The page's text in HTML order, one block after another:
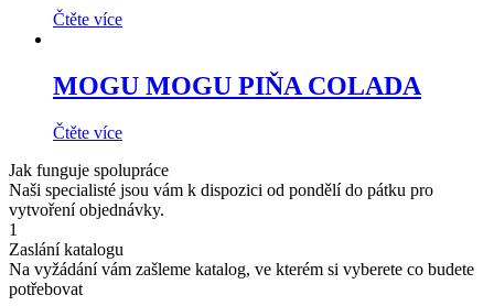
Čtěte více
MOGU MOGU PIŇA COLADA
Čtěte více
Jak funguje spolupráce
Naši specialisté jsou vám k dispozici od pondělí do pátku pro
vytvoření objednávky.
1
Zaslání katalogu
Na vyžádání vám zašleme katalog, ve kterém si vyberete co budete
potřebovat